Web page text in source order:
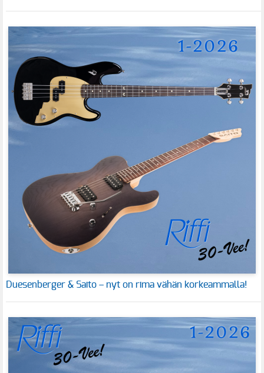
Duesenberger & Saito – nyt on rima vähän korkeammalla!